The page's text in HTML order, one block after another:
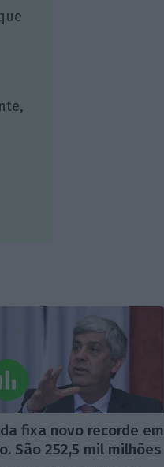
fixa novo recorde em
São 252,5 mil milhões